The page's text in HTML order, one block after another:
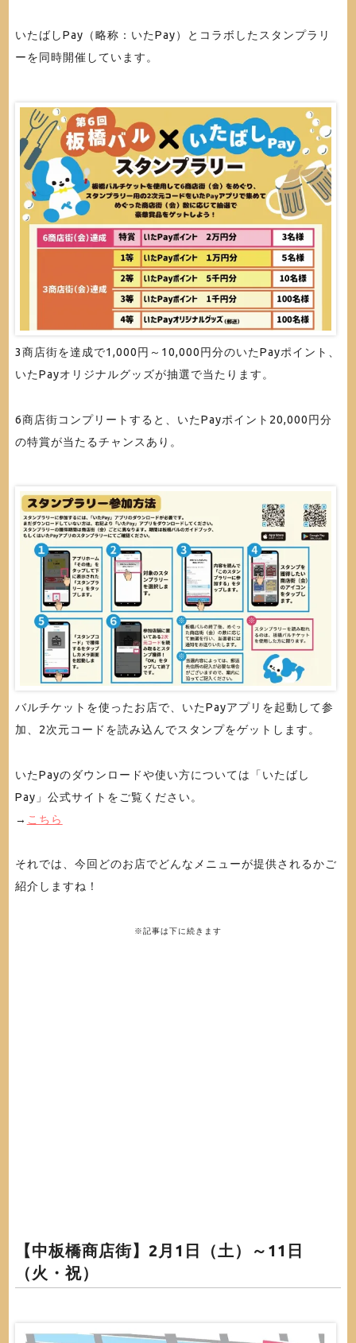
いたばしPay（略称：いたPay）とコラボしたスタンプラリ
ーを同時開催しています。
3商店街を達成で1,000円～10,000円分のいたPayポイント、
いたPayオリジナルグッズが抽選で当たります。
6商店街コンプリートすると、いたPayポイント20,000円分
の特賞が当たるチャンスあり。
バルチケットを使ったお店で、いたPayアプリを起動して参
加、2次元コードを読み込んでスタンプをゲットします。
いたPayのダウンロードや使い方については「いたばし
Pay」公式サイトをご覧ください。
→ こちら
それでは、今回どのお店でどんなメニューが提供されるかご
紹介しますね！
※記事は下に続きます
【中板橋商店街】2月1日（土）～11日
（火・祝）